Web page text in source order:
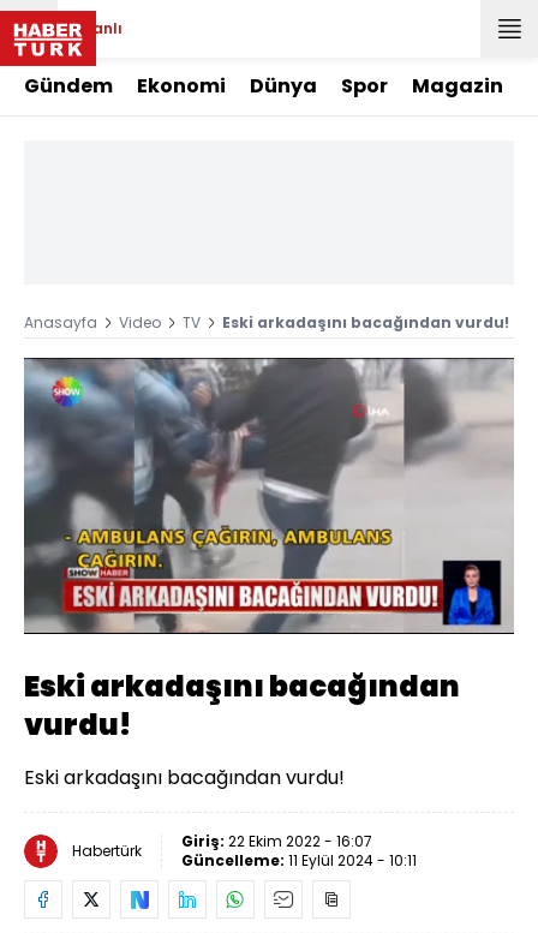
Canlı
Gündem Ekonomi Dünya Spor Magazin
Anasayfa Video TV Eski arkadaşını bacağından vurdu!
Sesi
Aç
Yüklendi
78.89%
Oynatma
Hızı
Eski arkadaşını bacağından
vurdu!
Eski arkadaşını bacağından vurdu!
Habertürk Giriş: 22 Ekim 2022 - 16:07
Güncelleme: 11 Eylül 2024 - 10:11